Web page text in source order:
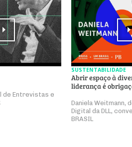
de Entrevistas e
SUSTENTABILIDADE
Abrir espaço à
liderança é
Daniela Weitmann,
Digital da DLL,
BRASIL